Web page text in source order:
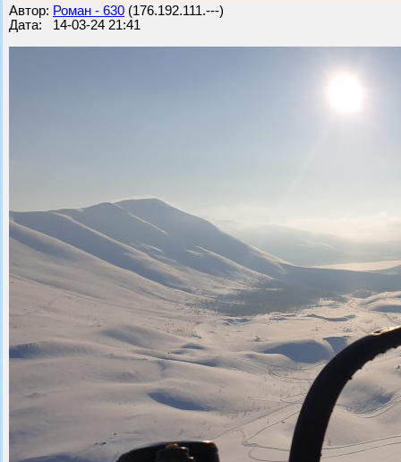
Автор: Роман - 630 (176.192.111.---)
Дата: 14-03-24 21:41